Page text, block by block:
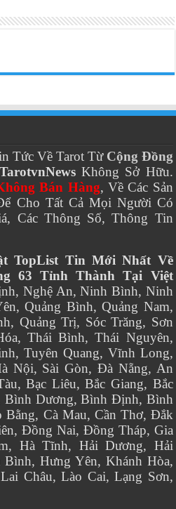
Tức Về Tarot Từ Cộng Đồng
TarotvnNews Không Sở Hữu.
Bán Hàng, Về Các Sản
Cho Tất Cả Mọi Người Có
Các Thông Số, Thông Tin
TopList Tin Mới Nhất Về
63 Tỉnh Thành Tại Việt
Nghệ An, Ninh Bình, Ninh
Quảng Bình, Quảng Nam,
Quảng Trị, Sóc Trăng, Sơn
Thái Bình, Thái Nguyên,
Tuyên Quang, Vĩnh Long,
Nội, Sài Gòn, Đà Nẵng, An
Bạc Liêu, Bắc Giang, Bắc
Bình Dương, Bình Định, Bình
Bằng, Cà Mau, Cần Thơ, Đắk
Đồng Nai, Đồng Tháp, Gia
Hà Tĩnh, Hải Dương, Hải
Bình, Hưng Yên, Khánh Hòa,
Châu, Lào Cai, Lạng Sơn,